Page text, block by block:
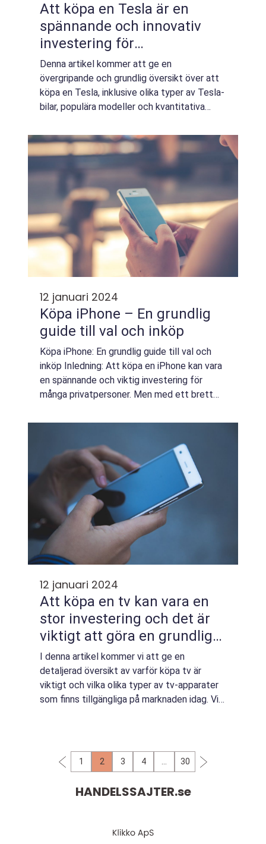
Att köpa en Tesla är en
spännande och innovativ
investering för
privatpersoner som är
intresserade av att äga en
miljövänlig och
högteknologisk bil
Denna artikel kommer att ge en
övergripande och grundlig översikt över att
köpa en Tesla, inklusive olika typer av Tesla-
bilar, populära modeller och kvantitativa
hur olika Tesla-modeller skiljer sig från vara...
12 januari 2024
Köpa iPhone – En grundlig
guide till val och inköp
Köpa iPhone: En grundlig guide till val och
inköp Inledning: Att köpa en iPhone kan vara
en spännande och viktig investering för
många privatpersoner. Men med ett brett
specifikationer kan det vara svårt att navig...
12 januari 2024
Att köpa en tv kan vara en
stor investering och det är
viktigt att göra en grundlig
undersökning innan man tar
ett beslut
I denna artikel kommer vi att ge en
detaljerad översikt av varför köpa tv är
viktigt och vilka olika typer av tv-apparater
som finns tillgängliga på marknaden idag. Vi
1 2 3 4 30
HANDELSSAJTER.se